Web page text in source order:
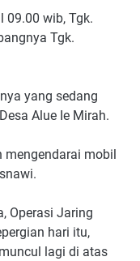
09.00 wib, Tgk.
Tgk.
yang sedang
Alue Ie Mirah.
mobil
Operasi Jaring
hari itu,
lagi di atas